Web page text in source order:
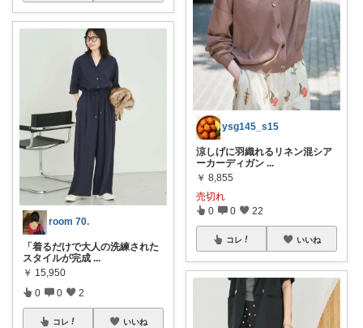
room 70.
「着るだけで大人の洗練された
スタイルが完成 ...
￥ 15,950
0 0 2
コレ いいね
ysg145_s15
涼しげに羽織れるリネン混シア
ーカーディガン ...
￥ 8,855
売切れ
0 0 22
コレ いいね